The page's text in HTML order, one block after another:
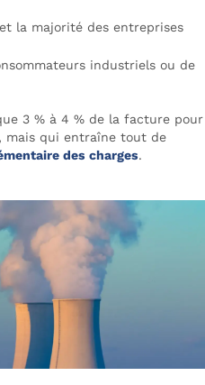
la majorité des entreprises
industriels ou de
3 % à 4 % de la facture pour
mais qui entraîne tout de
des charges.